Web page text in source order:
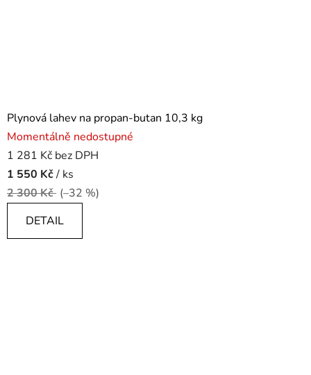
Plynová lahev na propan-butan 10,3 kg
Momentálně nedostupné
1 281 Kč bez DPH
1 550 Kč/ ks
2 300 Kč (–32 %)
DETAIL